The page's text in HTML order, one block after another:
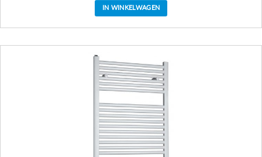
IN WINKELWAGEN